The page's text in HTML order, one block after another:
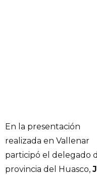
En la presentación
realizada en Vallenar
participó el delegado
provincia del Huasco,